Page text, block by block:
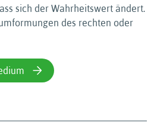
sich der Wahrheitswert ändert.
des rechten oder